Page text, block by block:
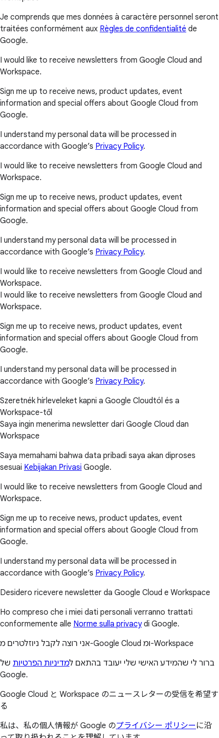
Je comprends que mes données à caractère personnel seront
traitées conformément aux Règles de confidentialité de
Google.
I would like to receive newsletters from Google Cloud and
Workspace.
Sign me up to receive news, product updates, event
information and special offers about Google Cloud from
Google.
I understand my personal data will be processed in
accordance with Google’s Privacy Policy.
I would like to receive newsletters from Google Cloud and
Workspace.
Sign me up to receive news, product updates, event
information and special offers about Google Cloud from
Google.
I understand my personal data will be processed in
accordance with Google’s Privacy Policy.
I would like to receive newsletters from Google Cloud and
Workspace.
I would like to receive newsletters from Google Cloud and
Workspace.
Sign me up to receive news, product updates, event
information and special offers about Google Cloud from
Google.
I understand my personal data will be processed in
accordance with Google’s Privacy Policy.
Szeretnék hírleveleket kapni a Google Cloudtól és a
Workspace-től
Saya ingin menerima newsletter dari Google Cloud dan
Workspace
Saya memahami bahwa data pribadi saya akan diproses
sesuai Kebijakan Privasi Google.
I would like to receive newsletters from Google Cloud and
Workspace.
Sign me up to receive news, product updates, event
information and special offers about Google Cloud from
Google.
I understand my personal data will be processed in
accordance with Google’s Privacy Policy.
Desidero ricevere newsletter da Google Cloud e Workspace
Ho compreso che i miei dati personali verranno trattati
conformemente alle Norme sulla privacydi Google.
אני רוצה לקבל ניוזלטרים מ-Google Cloud ומ-Workspace
ברור לי שהמידע האישי שלי יעובד בהתאם למדיניות הפרטיות של
Google.
Google Cloud と Workspace のニュースレターの受信を希望す
る
私は、私の個人情報が Google のプライバシー ポリシー に沿